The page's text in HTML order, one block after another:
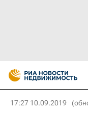
17:27 10.09.2019